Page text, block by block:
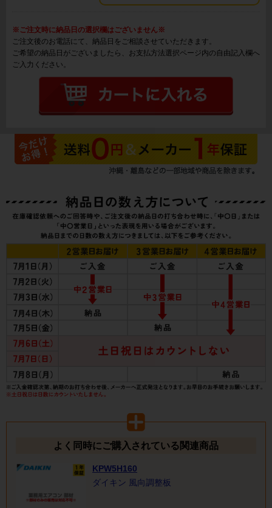
※ご注文時に納品日の選択欄はございません※
ご注文後のお電話にて、納品日をご相談させていただきます。
ご希望の納品日がございましたら、お支払方法選択ページ内の自由記入欄へ
ご入力ください。
よく同時にご購入されている関連商品
KPW5H160
ダイキン 風向調整板